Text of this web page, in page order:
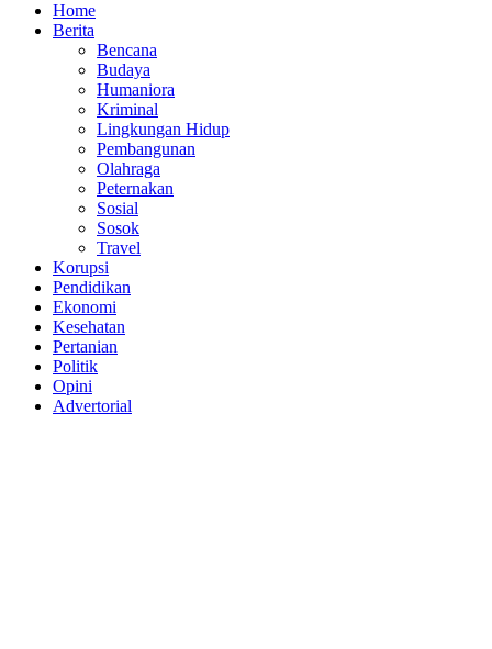
Home
Berita
Bencana
Budaya
Humaniora
Kriminal
Lingkungan Hidup
Pembangunan
Olahraga
Peternakan
Sosial
Sosok
Travel
Korupsi
Pendidikan
Ekonomi
Kesehatan
Pertanian
Politik
Opini
Advertorial